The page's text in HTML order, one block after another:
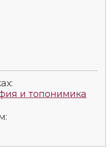
история
дисциплины
и топонимика